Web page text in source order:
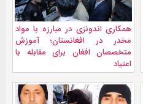
همکاری اندونزی در مبارزه با مواد
مخدر در افغانستان؛ آموزش
متخصصان افغان برای مقابله با
اعتیاد